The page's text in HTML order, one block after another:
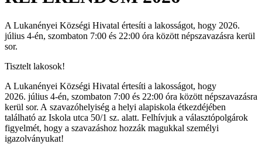
A Lukanényei Községi Hivatal értesíti a lakosságot, hogy 2026.
július 4-én, szombaton 7:00 és 22:00 óra között népszavazásra kerül
sor.
Tisztelt lakosok!
A Lukanényei Községi Hivatal értesíti a lakosságot, hogy
2026. július 4-én, szombaton 7:00 és 22:00 óra között népszavazásra
kerül sor. A szavazóhelyiség a helyi alapiskola étkezdéjében
található az Iskola utca 50/1 sz. alatt. Felhívjuk a választópolgárok
figyelmét, hogy a szavazáshoz hozzák magukkal személyi
igazolványukat!